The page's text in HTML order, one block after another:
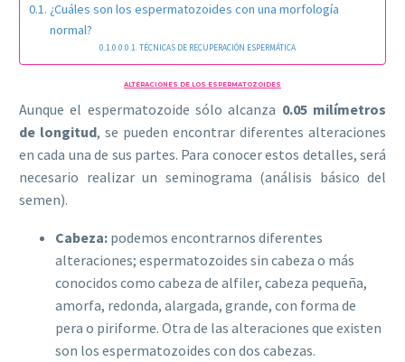
¿Cuáles son los espermatozoides con una morfología
normal?
TÉCNICAS DE RECUPERACIÓN ESPERMÁTICA
ALTERACIONES DE LOS ESPERMATOZOIDES
Aunque el espermatozoide sólo alcanza 0.05 milímetros
de longitud, se pueden encontrar diferentes alteraciones
en cada una de sus partes. Para conocer estos detalles, será
necesario realizar un seminograma (análisis básico del
semen).
Cabeza: podemos encontrarnos diferentes
alteraciones; espermatozoides sin cabeza o más
conocidos como cabeza de alfiler, cabeza pequeña,
amorfa, redonda, alargada, grande, con forma de
pera o piriforme. Otra de las alteraciones que existen
son los espermatozoides con dos cabezas.